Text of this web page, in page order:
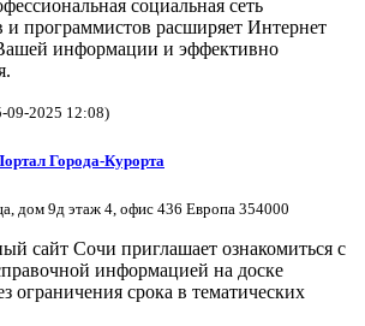
социальная сеть
и программистов расширяет Интернет
информации и эффективно
09-2025 12:08)
Города-Курорта
дом 9д этаж 4, офис 436 Европа 354000
сайт Сочи приглашает ознакомиться с
информацией на доске
ограничения срока в тематических